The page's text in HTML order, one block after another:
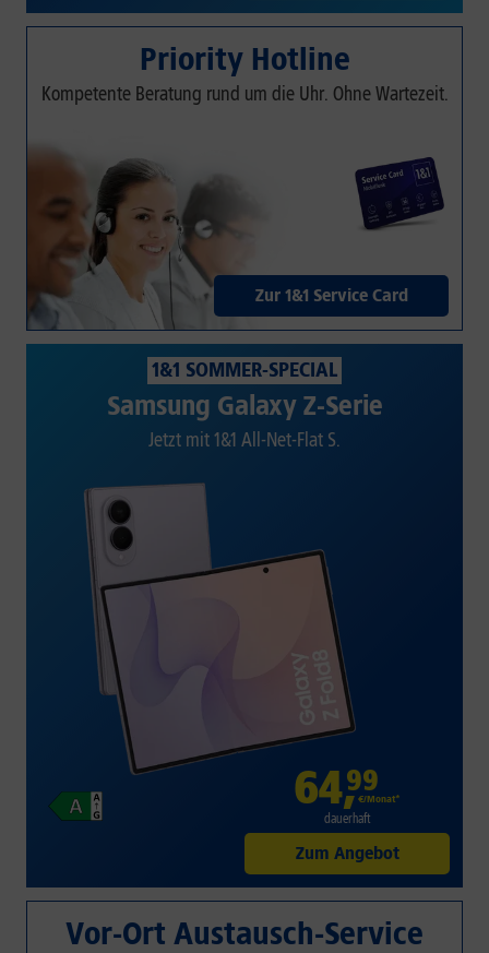
Priority Hotline
Kompetente Beratung rund um die Uhr. Ohne Wartezeit.
Zur 1&1 Service Card
1&1 SOMMER-SPECIAL
Samsung Galaxy Z-Serie
Jetzt mit 1&1 All-Net-Flat S.
64,99
€/Monat*
dauerhaft
Zum Angebot
Vor-Ort Austausch-Service